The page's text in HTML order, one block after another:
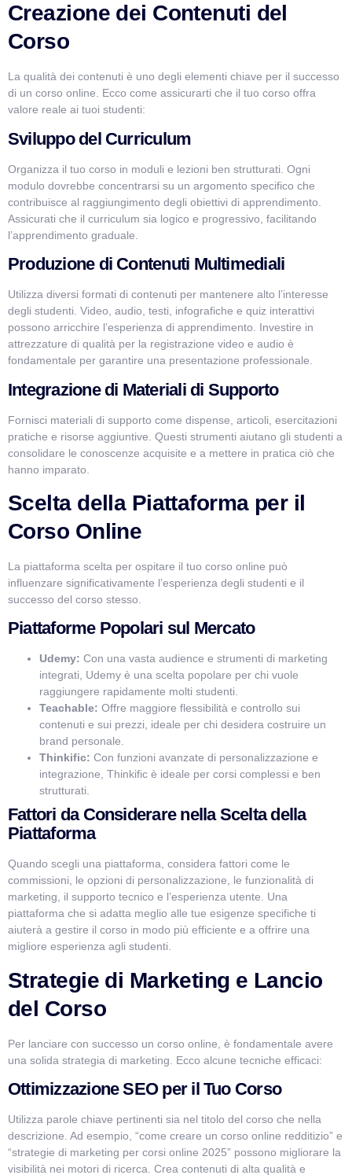
Creazione dei Contenuti del
Corso
La qualità dei contenuti è uno degli elementi chiave per il successo
di un corso online. Ecco come assicurarti che il tuo corso offra
valore reale ai tuoi studenti:
Sviluppo del Curriculum
Organizza il tuo corso in moduli e lezioni ben strutturati. Ogni
modulo dovrebbe concentrarsi su un argomento specifico che
contribuisce al raggiungimento degli obiettivi di apprendimento.
Assicurati che il curriculum sia logico e progressivo, facilitando
l’apprendimento graduale.
Produzione di Contenuti Multimediali
Utilizza diversi formati di contenuti per mantenere alto l’interesse
degli studenti. Video, audio, testi, infografiche e quiz interattivi
possono arricchire l’esperienza di apprendimento. Investire in
attrezzature di qualità per la registrazione video e audio è
fondamentale per garantire una presentazione professionale.
Integrazione di Materiali di Supporto
Fornisci materiali di supporto come dispense, articoli, esercitazioni
pratiche e risorse aggiuntive. Questi strumenti aiutano gli studenti a
consolidare le conoscenze acquisite e a mettere in pratica ciò che
hanno imparato.
Scelta della Piattaforma per il
Corso Online
La piattaforma scelta per ospitare il tuo corso online può
influenzare significativamente l’esperienza degli studenti e il
successo del corso stesso.
Piattaforme Popolari sul Mercato
Udemy: Con una vasta audience e strumenti di marketing
integrati, Udemy è una scelta popolare per chi vuole
raggiungere rapidamente molti studenti.
Teachable: Offre maggiore flessibilità e controllo sui
contenuti e sui prezzi, ideale per chi desidera costruire un
brand personale.
Thinkific: Con funzioni avanzate di personalizzazione e
integrazione, Thinkific è ideale per corsi complessi e ben
strutturati.
Fattori da Considerare nella Scelta della
Piattaforma
Quando scegli una piattaforma, considera fattori come le
commissioni, le opzioni di personalizzazione, le funzionalità di
marketing, il supporto tecnico e l’esperienza utente. Una
piattaforma che si adatta meglio alle tue esigenze specifiche ti
aiuterà a gestire il corso in modo più efficiente e a offrire una
migliore esperienza agli studenti.
Strategie di Marketing e Lancio
del Corso
Per lanciare con successo un corso online, è fondamentale avere
una solida strategia di marketing. Ecco alcune tecniche efficaci:
Ottimizzazione SEO per il Tuo Corso
Utilizza parole chiave pertinenti sia nel titolo del corso che nella
descrizione. Ad esempio, “come creare un corso online redditizio” e
“strategie di marketing per corsi online 2025” possono migliorare la
visibilità nei motori di ricerca. Crea contenuti di alta qualità e